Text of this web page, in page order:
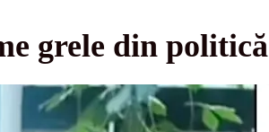
grele din politică